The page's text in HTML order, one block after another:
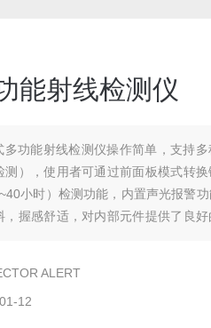
能射线检测仪
多功能射线检测仪操作简单，支持
测），使用者可通过前面板模式转
小时）检测功能，内置声光报警
握感舒适，对内部元件提供了良
ALERT
12